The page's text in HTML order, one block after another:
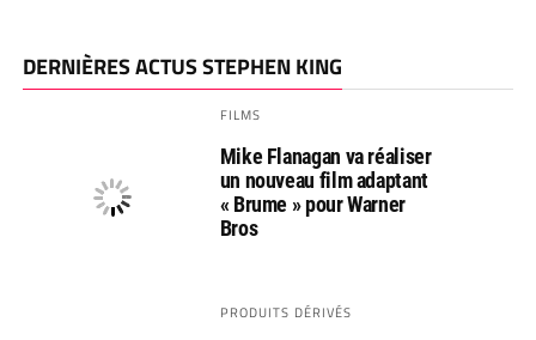
DERNIÈRES ACTUS STEPHEN KING
FILMS
Mike Flanagan va réaliser
un nouveau film adaptant
« Brume » pour Warner
Bros
PRODUITS DÉRIVÉS